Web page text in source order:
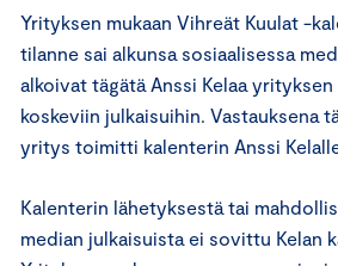
Yrityksen mukaan Vihreät Kuulat -
tilanne sai alkunsa sosiaalisessa
alkoivat tägätä Anssi Kelaa
koskeviin julkaisuihin. Vastauksena
yritys toimitti kalenterin Anssi
Kalenterin lähetyksestä tai
median julkaisuista ei sovittu Kelan